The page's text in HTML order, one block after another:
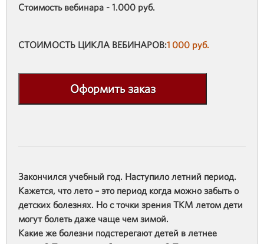
Стоимость вебинара - 1.000 руб.
СТОИМОСТЬ ЦИКЛА ВЕБИНАРОВ:1 000 руб.
Оформить заказ
Закончился учебный год. Наступило летний период.
Кажется, что лето – это период когда можно забыть о
детских болезнях. Но с точки зрения ТКМ летом дети
могут болеть даже чаще чем зимой.
Какие же болезни подстерегают детей в летнее